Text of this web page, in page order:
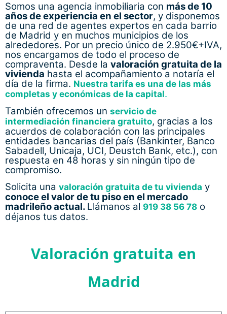
Somos una agencia inmobiliaria con más de 10
años de experiencia en el sector, y disponemos
de una red de agentes expertos en cada barrio
de Madrid y en muchos municipios de los
alrededores. Por un precio único de 2.950€+IVA,
nos encargamos de todo el proceso de
compraventa. Desde la valoración gratuita de la
vivienda hasta el acompañamiento a notaría el
día de la firma. Nuestra tarifa es una de las más
completas y económicas de la capital.
También ofrecemos un servicio de
intermediación financiera gratuito, gracias a los
acuerdos de colaboración con las principales
entidades bancarias del país (Bankinter, Banco
Sabadell, Unicaja, UCI, Deustch Bank, etc.), con
respuesta en 48 horas y sin ningún tipo de
compromiso.
Solicita una valoración gratuita de tu vivienda y
conoce el valor de tu piso en el mercado
madrileño actual. Llámanos al 919 38 56 78 o
déjanos tus datos.
Valoración gratuita en
Madrid